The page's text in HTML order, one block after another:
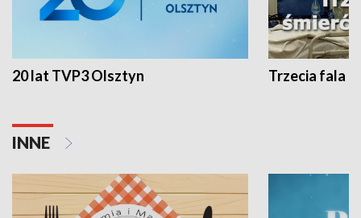
20 lat TVP3 Olsztyn Trzecia fala -
INNE